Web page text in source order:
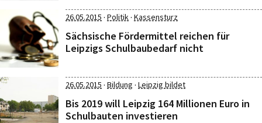
26.05.2015 · Politik· Kassensturz
Sächsische Fördermittel reichen für
Leipzigs Schulbaubedarf nicht
26.05.2015 · Bildung · Leipzig bildet
Bis 2019 will Leipzig 164 Millionen Euro in
Schulbauten investieren